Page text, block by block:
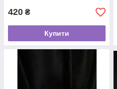
420 ₴
Купити